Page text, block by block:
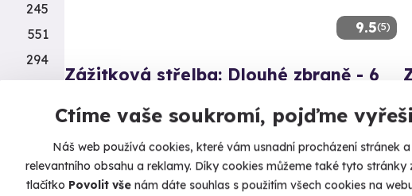
Ctíme vaše soukromí, pojďme
Náš web používá cookies, které vám usnadní procházení stránek
relevantního obsahu a reklamy. Díky cookies můžeme také tyto stránky
tlačítko Povolit vše nám dáte souhlas s použitím všech cookies na
9.5(5)
Zážitková střelba: Dlouhé zbraně - 6
Z každé zbraně si zastřílíte pětkrát - celkem 30 výstřelů.
Dačice (okres Jindřichův Hradec)
(+ 28 dalších lokalit)
245
551
294
450
4
196